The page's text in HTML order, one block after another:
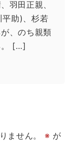
羽田正親、
平助)、杉若
、のち親類
。 […]
ません。 ※ が